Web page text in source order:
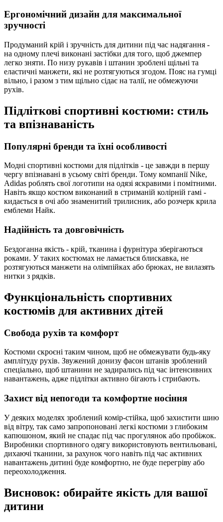
Ергономічний дизайн для максимальної
зручності
Продуманий крій і зручність для дитини під час надягання -
на одному плечі виконані застібки для того, щоб джемпер
легко зняти. По низу рукавів і штанин зроблені щільні та
еластичні манжети, які не розтягуються згодом. Пояс на гумці
вільно, і разом з тим щільно сідає на талії, не обмежуючи
рухів.
Підліткові спортивні костюми: стиль
та впізнаваність
Популярні бренди та їхні особливості
Модні спортивні костюми для підлітків - це завжди в першу
чергу впізнавані в усьому світі бренди. Тому компанії Nike,
Adidas роблять свої логотипи на одязі яскравими і помітними.
Навіть якщо костюм виконаний в стриманій колірній гамі -
кидається в очі або знаменитий трилисник, або розчерк крила
емблеми Найк.
Надійність та довговічність
Бездоганна якість - крій, тканина і фурнітура зберігаються
роками. У таких костюмах не ламається блискавка, не
розтягуються манжети на олімпійках або брюках, не вилазять
нитки з рядків.
Функціональність спортивних
костюмів для активних дітей
Свобода рухів та комфорт
Костюми скроєні таким чином, щоб не обмежувати будь-яку
амплітуду рухів. Звужений донизу фасон штанів зроблений
спеціально, щоб штанини не задирались під час інтенсивних
навантажень, адже підлітки активно бігають і стрибають.
Захист від непогоди та комфортне носіння
У деяких моделях зроблений комір-стійка, щоб захистити шию
від вітру, так само запропоновані легкі костюми з глибоким
капюшоном, який не спадає під час прогулянок або пробіжок.
Виробники спортивного одягу використовують вентильовані,
дихаючі тканини, за рахунок чого навіть під час активних
навантажень дитині буде комфортно, не буде перегріву або
переохолодження.
Висновок: обирайте якість для вашої
дитини